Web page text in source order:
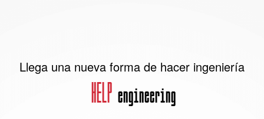
Llega una nueva forma de hacer ingeniería
HELP engineering